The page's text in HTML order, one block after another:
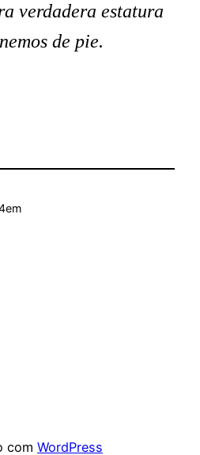
verdadera estatura
de pie.
em
com WordPress